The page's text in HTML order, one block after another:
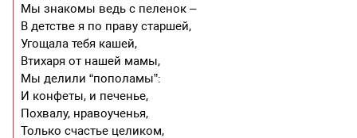
Мы знакомы ведь с пеленок –
В детстве я по праву старшей,
Угощала тебя кашей,
Втихаря от нашей мамы,
Мы делили “пополамы”:
И конфеты, и печенье,
Похвалу, нравоученья,
Только счастье целиком,